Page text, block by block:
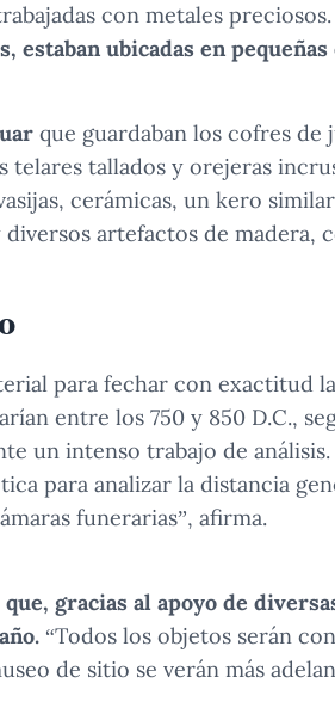
con metales preciosos.
estaban ubicadas en
que guardaban los cofres
telares tallados y orejeras
cerámicas, un kero
artefactos de madera,
para fechar con exactitud
entre los 750 y 850 D.C.,
un intenso trabajo de
para analizar la distancia
funerarias”, afirma.
gracias al apoyo de
“Todos los objetos serán
de sitio se verán más